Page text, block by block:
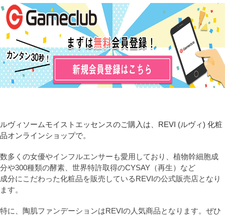
ルヴィソームモイストエッセンスのご購入は、REVI (ルヴィ) 化粧
品オンラインショップで。
数多くの女優やインフルエンサーも愛用しており、植物幹細胞成
分や300種類の酵素、世界特許取得のCYSAY（再生）など
成分にこだわった化粧品を販売しているREVIの公式販売店となり
ます。
特に、陶肌ファンデーションはREVIの人気商品となります。ぜひ